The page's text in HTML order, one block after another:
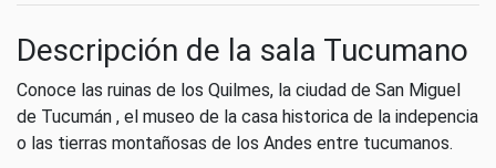
Descripción de la sala Tucumano
Conoce las ruinas de los Quilmes, la ciudad de San Miguel
de Tucumán , el museo de la casa historica de la indepencia
o las tierras montañosas de los Andes entre tucumanos.